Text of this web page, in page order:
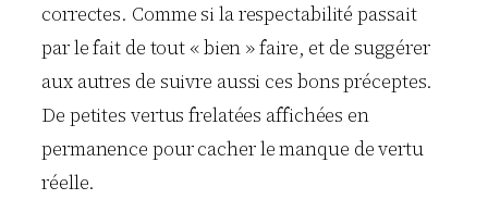
correctes. Comme si la respectabilité passait
par le fait de tout « bien » faire, et de suggérer
aux autres de suivre aussi ces bons préceptes.
De petites vertus frelatées affichées en
permanence pour cacher le manque de vertu
réelle.